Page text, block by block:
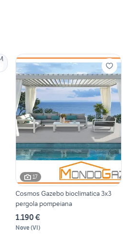
17
Cosmos Gazebo bioclimatica 3x3
pergola pompeiana
1.190 €
Nove(VI)